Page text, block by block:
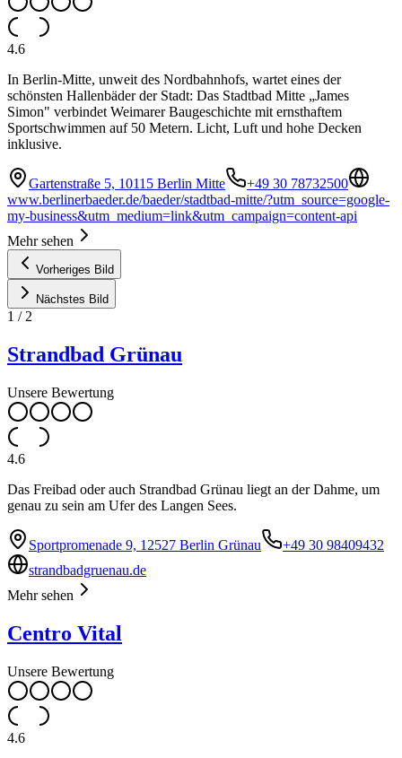
4.6
In Berlin-Mitte, unweit des Nordbahnhofs, wartet eines der
schönsten Hallenbäder der Stadt: Das Stadtbad Mitte „James
Simon" verbindet Weimarer Baugeschichte mit ernsthaftem
Sportschwimmen auf 50 Metern. Licht, Luft und hohe Decken
inklusive.
Gartenstraße 5, 10115 Berlin Mitte
+49 30 78732500
www.berlinerbaeder.de/baeder/stadtbad-mitte/?utm_source=google-
my-business&utm_medium=link&utm_campaign=content-api
Mehr sehen
Vorheriges Bild
Nächstes Bild
1 / 2
Strandbad Grünau
Unsere Bewertung
4.6
Das Freibad oder auch Strandbad Grünau liegt an der Dahme, um
genau zu sein am Ufer des Langen Sees.
Sportpromenade 9, 12527 Berlin Grünau
+49 30 98409432
strandbadgruenau.de
Mehr sehen
Centro Vital
Unsere Bewertung
4.6